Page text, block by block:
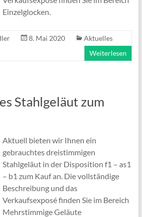
Einzelglocken.
8. Mai 2020
Aktuelles
Weiterlesen
Stahlgeläut zum
Aktuell bieten wir Ihnen ein
gebrauchtes dreistimmigen
Stahlgeläut in der Disposition f1 – as1
– b1 zum Kauf an. Die vollständige
Beschreibung und das
Verkaufsexposé finden Sie im Bereich
Mehrstimmige Geläute